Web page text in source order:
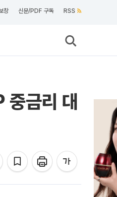
창 신문/PDF 구독 RSS
금리 대